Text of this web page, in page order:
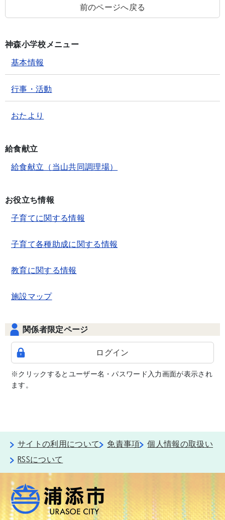
前のページへ戻る
神森小学校メニュー
基本情報
行事・活動
おたより
給食献立
給食献立（当山共同調理場）
お役立ち情報
子育てに関する情報
子育て各種助成に関する情報
教育に関する情報
施設マップ
関係者限定ページ
ログイン
※クリックするとユーザー名・パスワード入力画面が表示され
ます。
サイトの利用について 免責事項
個人情報の取扱い
RSSについて